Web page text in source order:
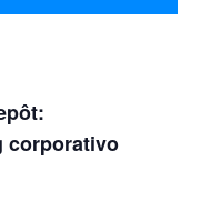
corporativo